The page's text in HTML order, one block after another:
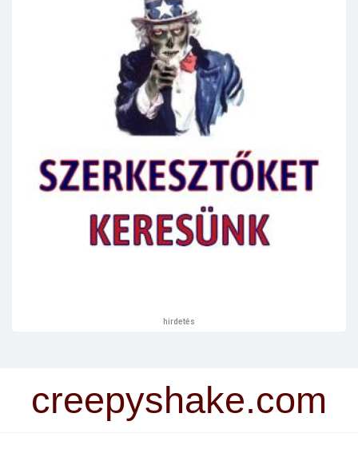
hirdetés
creepyshake.com